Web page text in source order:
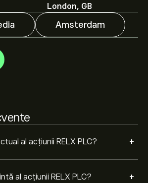
London, GB
Amsterdam
al acțiunii RELX PLC? +
al acțiunii RELX PLC? +
pentru acțiunile RELX PLC
pieței, rapoarte financiare și
Verifică cele mai recente previziuni